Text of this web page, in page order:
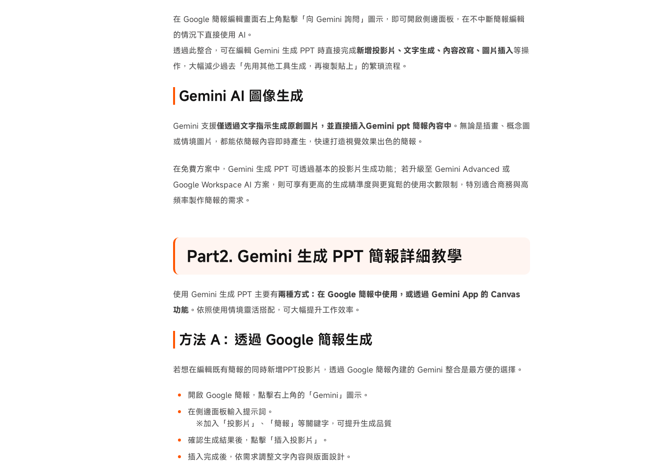
在 Google 簡報編輯畫面右上角點擊「向 Gemini 詢問」圖示，即可開啟側邊面板，在不中斷簡報編輯
的情況下直接使用 AI。
透過此整合，可在編輯 Gemini 生成 PPT 時直接完成新增投影片、文字生成、內容改寫、圖片插入等操
作，大幅減少過去「先用其他工具生成，再複製貼上」的繁瑣流程。
Gemini AI 圖像生成
Gemini 支援僅透過文字指示生成原創圖片，並直接插入Gemini ppt 簡報內容中 。無論是插畫、概念圖
或情境圖片，都能依簡報內容即時產生，快速打造視覺效果出色的簡報。
在免費方案中，Gemini 生成 PPT 可透過基本的投影片生成功能；若升級至 Gemini Advanced 或
Google Workspace AI 方案，則可享有更高的生成精準度與更寬鬆的使用次數限制，特別適合商務與高
頻率製作簡報的需求。
Part2. Gemini 生成 PPT 簡報詳細教學
使用 Gemini 生成 PPT 主要有兩種方式：在 Google 簡報中使用，或透過 Gemini App 的 Canvas
功能 。依照使用情境靈活搭配，可大幅提升工作效率。
方法 A：透過 Google 簡報生成
若想在編輯既有簡報的同時新增PPT投影片，透過 Google 簡報內建的 Gemini 整合是最方便的選擇。
開啟 Google 簡報，點擊右上角的「Gemini」圖示。
在側邊面板輸入提示詞。
※加入「投影片」、「簡報」等關鍵字，可提升生成品質
確認生成結果後，點擊「插入投影片」。
插入完成後，依需求調整文字內容與版面設計。